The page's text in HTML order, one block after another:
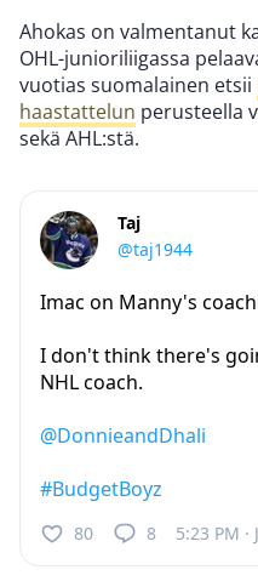
Ahokas on valmentanut
OHL-junioriliigassa
vuotias suomalainen etsii
haastattelun perusteella
sekä AHL:stä.
Taj
@taj1944
Imac on Manny's
I don't think there's
NHL coach.
@DonnieandDhali
#BudgetBoyz
80 8 5:23 PM